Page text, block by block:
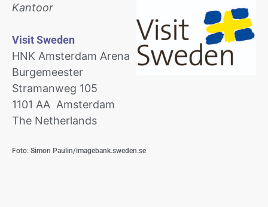
Kantoor
Visit Sweden
HNK Amsterdam Arena
Burgemeester
Stramanweg 105
1101 AA Amsterdam
The Netherlands
Foto: Simon Paulin/imagebank.sweden.se